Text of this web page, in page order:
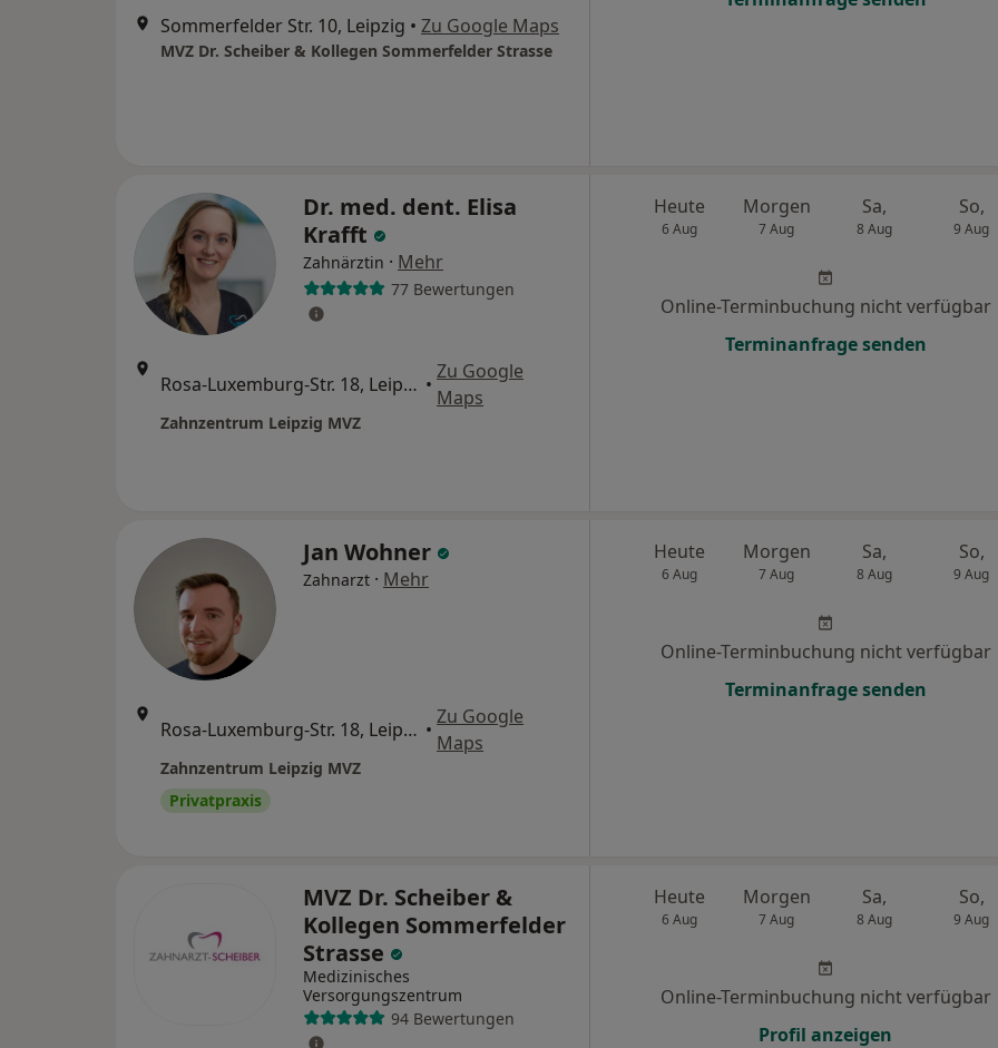
Sommerfelder Str. 10, Leipzig • Zu Google Maps
MVZ Dr. Scheiber & Kollegen Sommerfelder Strasse
Dr. med. dent. Elisa
Krafft
Zahnärztin · Mehr
77 Bewertungen
Rosa-Luxemburg-Str. 18, Leipzig •
Zu Google
Maps
Zahnzentrum Leipzig MVZ
Heute
6 Aug
Morgen
7 Aug
Sa,
8 Aug
So,
9 Aug
Online-Terminbuchung nicht verfügbar
Terminanfrage senden
Jan Wohner
Zahnarzt · Mehr
Rosa-Luxemburg-Str. 18, Leipzig •
Zu Google
Maps
Zahnzentrum Leipzig MVZ
Privatpraxis
Heute
6 Aug
Morgen
7 Aug
Sa,
8 Aug
So,
9 Aug
Online-Terminbuchung nicht verfügbar
Terminanfrage senden
MVZ Dr. Scheiber &
Kollegen Sommerfelder
Strasse
Medizinisches
Versorgungszentrum
94 Bewertungen
Heute
6 Aug
Morgen
7 Aug
Sa,
8 Aug
So,
9 Aug
Online-Terminbuchung nicht verfügbar
Profil anzeigen